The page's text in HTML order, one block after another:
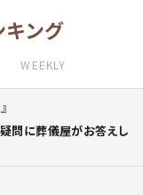
ング
WEEKLY
問に葬儀屋がお答えし